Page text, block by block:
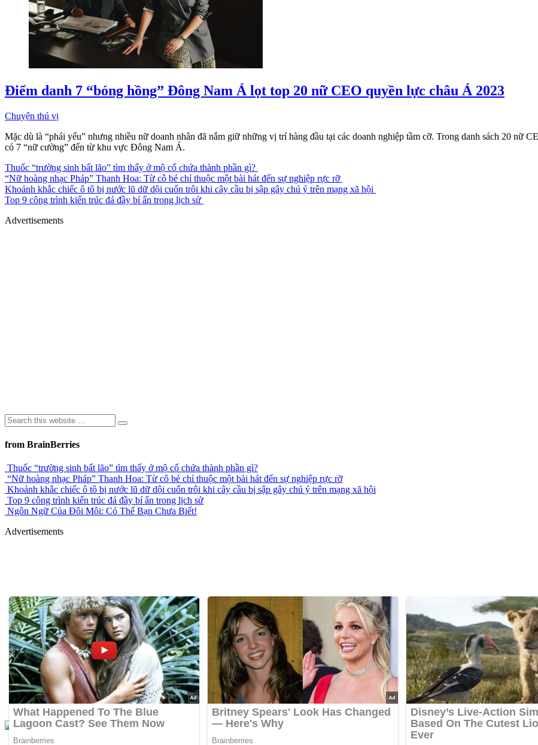
Điểm danh 7 “bóng hồng” Đông Nam Á lọt top 20 nữ CEO quyền lực châu Á 2023
Chuyện thú vị
Mặc dù là “phái yếu” nhưng nhiều nữ doanh nhân đã nắm giữ những vị trí hàng đầu tại các doanh nghiệp tầm cỡ. Trong danh sách 20 nữ
có 7 “nữ cường” đến từ khu vực Đông Nam Á.
Thuốc “trường sinh bất lão” tìm thấy ở mộ cổ chứa thành phần gì?
“Nữ hoàng nhạc Pháp” Thanh Hoa: Từ cô bé chỉ thuộc một bài hát đến sự nghiệp rực rỡ
Khoảnh khắc chiếc ô tô bị nước lũ dữ dội cuốn trôi khi cây cầu bị sập gây chú ý trên mạng xã hội
Top 9 công trình kiến trúc đá đầy bí ẩn trong lịch sử
Advertisements
from BrainBerries
Thuốc “trường sinh bất lão” tìm thấy ở mộ cổ chứa thành phần gì?
“Nữ hoàng nhạc Pháp” Thanh Hoa: Từ cô bé chỉ thuộc một bài hát đến sự nghiệp rực rỡ
Khoảnh khắc chiếc ô tô bị nước lũ dữ dội cuốn trôi khi cây cầu bị sập gây chú ý trên mạng xã hội
Top 9 công trình kiến trúc đá đầy bí ẩn trong lịch sử
Ngôn Ngữ Của Đôi Môi: Có Thể Bạn Chưa Biết!
Advertisements